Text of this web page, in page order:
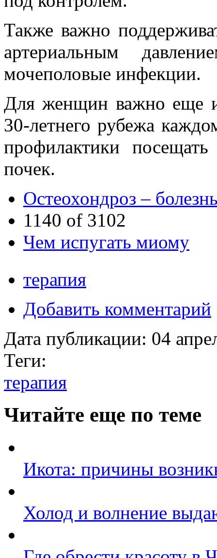
Также важно
артериальным
мочеполовые инфекции.
Для женщин важно еще
30-летнего рубежа
профилактики
почек.
Остеохондроз –
1140 of 3102
Чем испугать миому
терапия
Добавить комментарий
Дата публикации: 04
Теги:
терапия
Читайте еще по теме
Икота: причины
Холод и волнение